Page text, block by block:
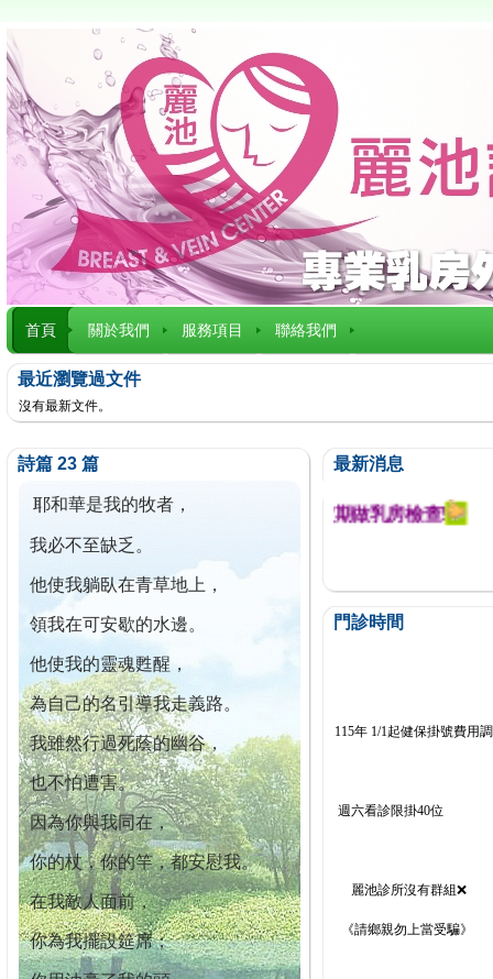
首頁 關於我們 服務項目 聯絡我們
最近瀏覽過文件
沒有最新文件。
詩篇 23 篇
耶和華是我的牧者，
我必不至缺乏。
他使我躺臥在青草地上，
領我在可安歇的水邊。
他使我的靈魂甦醒，
為自己的名引導我走義路。
我雖然行過死蔭的幽谷，
也不怕遭害。
因為你與我同在，
你的杖，你的竿，都安慰我。
在我敵人面前，
你為我擺設筵席；
最新消息
今已篩檢出1700位乳癌患者,提醒您定期做乳房檢查!
門診時間
115年 1/1起健保掛號費用
週六看診限掛40位
麗池診所沒有群組❌
《請鄉親勿上當受騙》